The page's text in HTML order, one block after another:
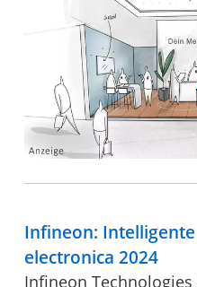
Infineon:
electronica 2024
Infineon